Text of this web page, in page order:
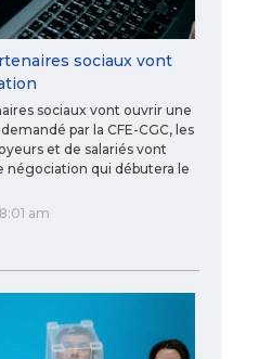
sociaux vont
sociaux vont ouvrir une
par la CFE-CGC, les
et de salariés vont
qui débutera le
am